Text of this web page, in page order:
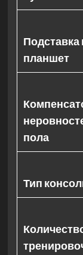
Подставка
планшет
пола
Тип